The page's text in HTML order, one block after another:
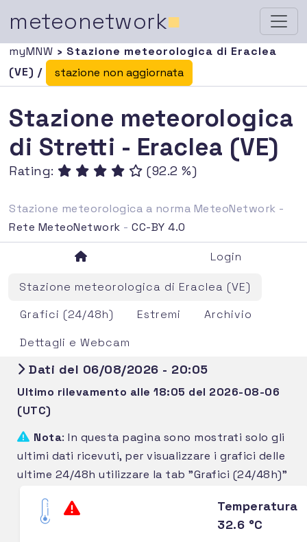
meteonetwork■
myMNW › Stazione meteorologica di Eraclea
(VE) /
stazione non aggiornata
Stazione meteorologica
di Stretti - Eraclea (VE)
Rating: (92.2 %)
Stazione meteorologica a norma MeteoNetwork -
Rete MeteoNetwork -CC-BY 4.0
Login
Stazione meteorologica di Eraclea (VE)
Grafici (24/48h)
Estremi
Archivio
Dettagli e Webcam
Dati del 06/08/2026 - 20:05
Ultimo rilevamento alle 18:05 del 2026-08-06
(UTC)
Nota: In questa pagina sono mostrati solo gli
ultimi dati ricevuti, per visualizzare i grafici delle
ultime 24/48h utilizzare la tab "Grafici (24/48h)"
Temperatura
32.6 °C